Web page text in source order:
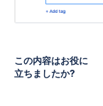
この内容はお役に
立ちましたか?